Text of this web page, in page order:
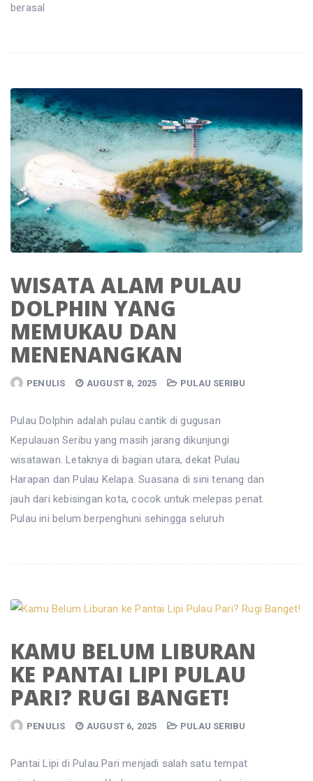
berasal
WISATA ALAM PULAU
DOLPHIN YANG
MEMUKAU DAN
MENENANGKAN
PENULIS AUGUST 8, 2025 PULAU SERIBU
Pulau Dolphin adalah pulau cantik di gugusan
Kepulauan Seribu yang masih jarang dikunjungi
wisatawan. Letaknya di bagian utara, dekat Pulau
Harapan dan Pulau Kelapa. Suasana di sini tenang dan
jauh dari kebisingan kota, cocok untuk melepas penat.
Pulau ini belum berpenghuni sehingga seluruh
KAMU BELUM LIBURAN
KE PANTAI LIPI PULAU
PARI? RUGI BANGET!
PENULIS AUGUST 6, 2025 PULAU SERIBU
Pantai Lipi di Pulau Pari menjadi salah satu tempat